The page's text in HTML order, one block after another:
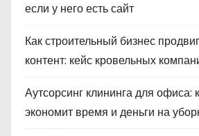
если у него есть сайт
Как строительный бизнес
контент: кейс кровельных
Аутсорсинг клининга для офиса:
экономит время и деньги на